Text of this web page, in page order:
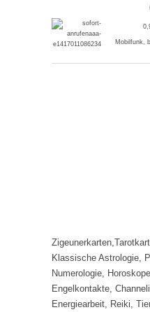
Mobilfunk,
Klassische Astrologie,
Numerologie,
Engelkontakte,
Energiearbeit, Reiki,